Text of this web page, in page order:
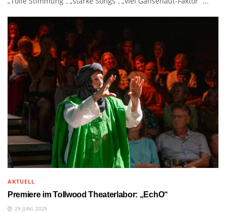
AKTUELL
Premiere im Tollwood Theaterlabor: „EchO“
29 JUNI, 2025